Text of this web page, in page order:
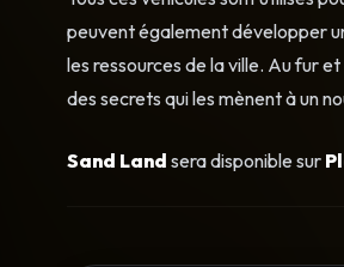
peuvent également développer
les ressources de la ville. Au fur
des secrets qui les mènent à un
Sand Land sera disponible sur